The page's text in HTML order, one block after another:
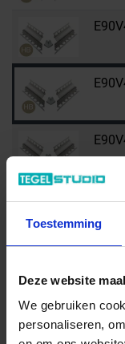
Toestemming
Deze website
We gebruiken
personaliseren,